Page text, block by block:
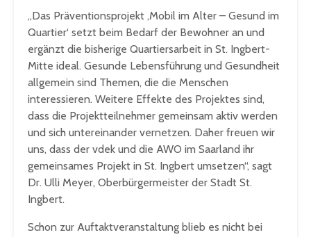
„Das Präventionsprojekt ‚Mobil im Alter – Gesund im
Quartier‘ setzt beim Bedarf der Bewohner an und
ergänzt die bisherige Quartiersarbeit in St. Ingbert-
Mitte ideal. Gesunde Lebensführung und Gesundheit
allgemein sind Themen, die die Menschen
interessieren. Weitere Effekte des Projektes sind,
dass die Projektteilnehmer gemeinsam aktiv werden
und sich untereinander vernetzen. Daher freuen wir
uns, dass der vdek und die AWO im Saarland ihr
gemeinsames Projekt in St. Ingbert umsetzen“, sagt
Dr. Ulli Meyer, Oberbürgermeister der Stadt St.
Ingbert.
Schon zur Auftaktveranstaltung blieb es nicht bei